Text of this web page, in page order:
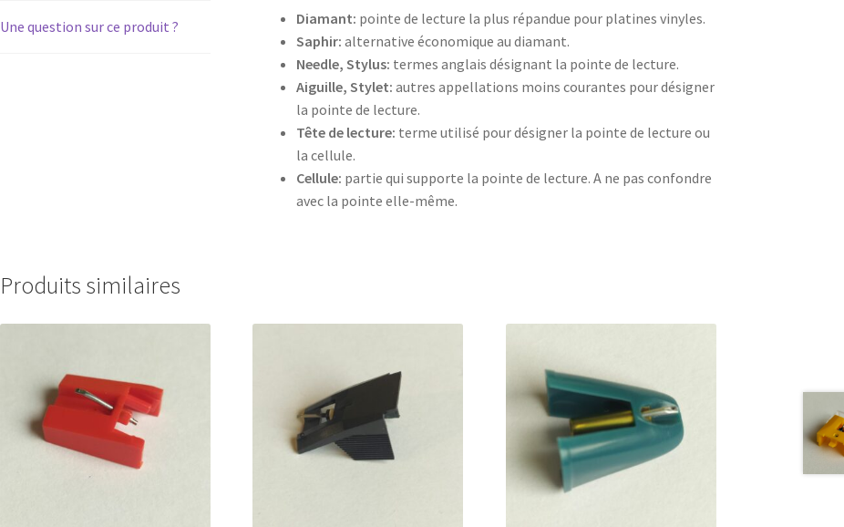
Une question sur ce produit ? Diamant: pointe de lecture la plus répandue pour platines vinyles.
Saphir: alternative économique au diamant.
Needle, Stylus: termes anglais désignant la pointe de lecture.
Aiguille, Stylet: autres appellations moins courantes pour désigner
la pointe de lecture.
Tête de lecture: terme utilisé pour désigner la pointe de lecture ou
la cellule.
Cellule: partie qui supporte la pointe de lecture. A ne pas confondre
avec la pointe elle-même.
Produits similaires